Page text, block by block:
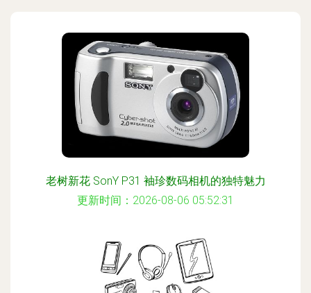
老树新花 SonY P31 袖珍数码相机的独特魅力
更新时间：2026-08-06 05:52:31